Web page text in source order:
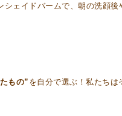
ェイドバームで、朝の洗顔後
もの” を自分で選ぶ！私たちは